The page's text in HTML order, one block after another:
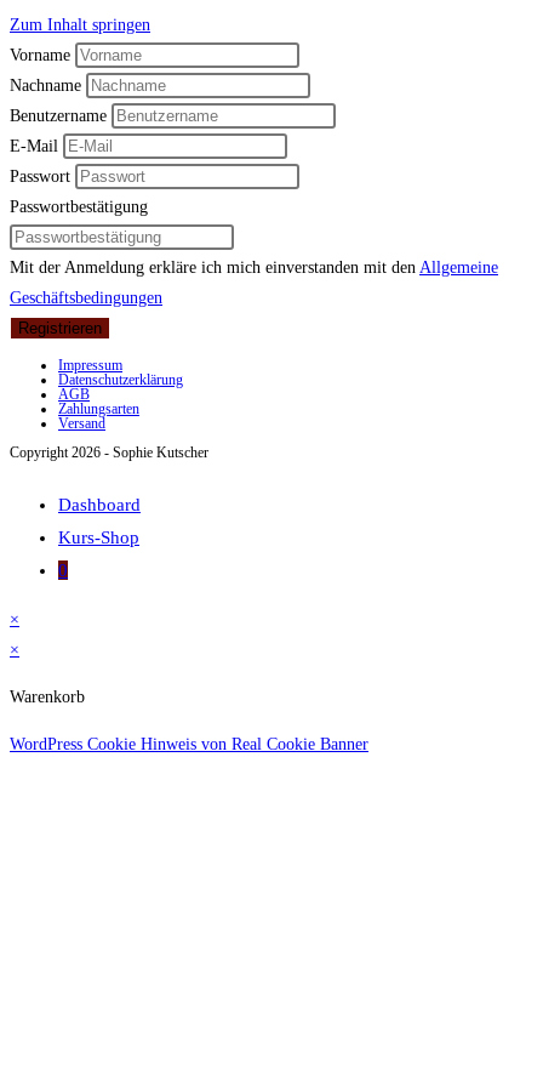
Zum Inhalt springen
Vorname
Nachname
Benutzername
E-Mail
Passwort
Passwortbestätigung
Mit der Anmeldung erkläre ich mich einverstanden mit den Allgemeine
Geschäftsbedingungen
Registrieren
Impressum
Datenschutzerklärung
AGB
Zahlungsarten
Versand
Copyright 2026 - Sophie Kutscher
Dashboard
Kurs-Shop
0
×
×
Warenkorb
WordPress Cookie Hinweis von Real Cookie Banner